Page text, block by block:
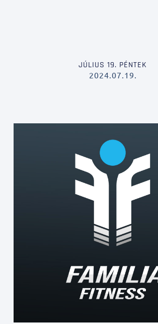
JÚLIUS 19. PÉNTEK
2024.07.19.